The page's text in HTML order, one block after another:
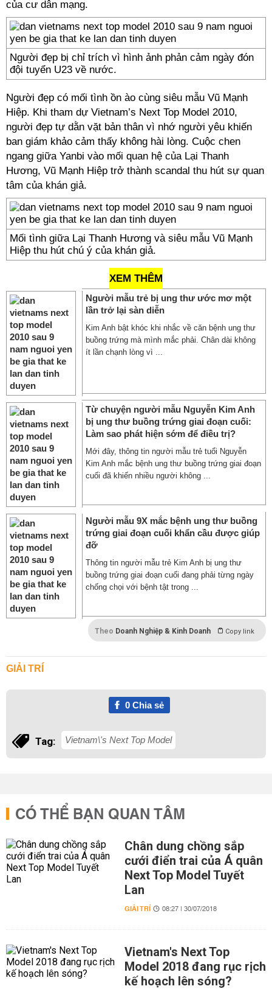
của cư dân mạng.
Người đẹp bị chỉ trích vì hình ảnh phản cảm ngày đón
đội tuyển U23 về nước.
Người đẹp có mối tình ồn ào cùng siêu mẫu Vũ Mạnh
Hiệp. Khi tham dự Vietnam’s Next Top Model 2010,
người đẹp tự dằn vặt bản thân vì nhớ người yêu khiến
ban giám khảo cảm thấy không hài lòng. Cuộc chen
ngang giữa Yanbi vào mối quan hệ của Lại Thanh
Hương, Vũ Mạnh Hiệp trở thành scandal thu hút sự quan
tâm của khán giả.
Mối tình giữa Lại Thanh Hương và siêu mẫu Vũ Mạnh
Hiệp thu hút chú ý của khán giả.
XEM THÊM
Người mẫu trẻ bị ung thư ước mơ một
lần trở lại sàn diễn
Kim Anh bật khóc khi nhắc về căn bệnh ung thư
buồng trứng mà mình mắc phải. Chân dài không
ít lần chạnh lòng vì ...
Từ chuyện người mẫu Nguyễn Kim Anh
bị ung thư buồng trứng giai đoạn cuối:
Làm sao phát hiện sớm để điều trị?
Mới đây, thông tin người mẫu trẻ tuổi Nguyễn
Kim Anh mắc bệnh ung thư buồng trứng giai đoạn
cuối đã khiến nhiều người không ...
Người mẫu 9X mắc bệnh ung thư buồng
trứng giai đoạn cuối khẩn cầu được giúp
đỡ
Thông tin người mẫu trẻ Kim Anh bị ung thư
buồng trứng giai đoạn cuối đang phải từng ngày
chống chọi với bệnh tật trong ...
Theo Doanh Nghiệp & Kinh Doanh Copy link
GIẢI TRÍ
0Chia sẻ
Tag: Vietnam\'s Next Top Model
CÓ THỂ BẠN QUAN TÂM
Chân dung chồng sắp
cưới điển trai của Á quân
Next Top Model Tuyết
Lan
GIẢI TRÍ 08:27 | 30/07/2018
Vietnam's Next Top
Model 2018 đang rục rịch
kế hoạch lên sóng?